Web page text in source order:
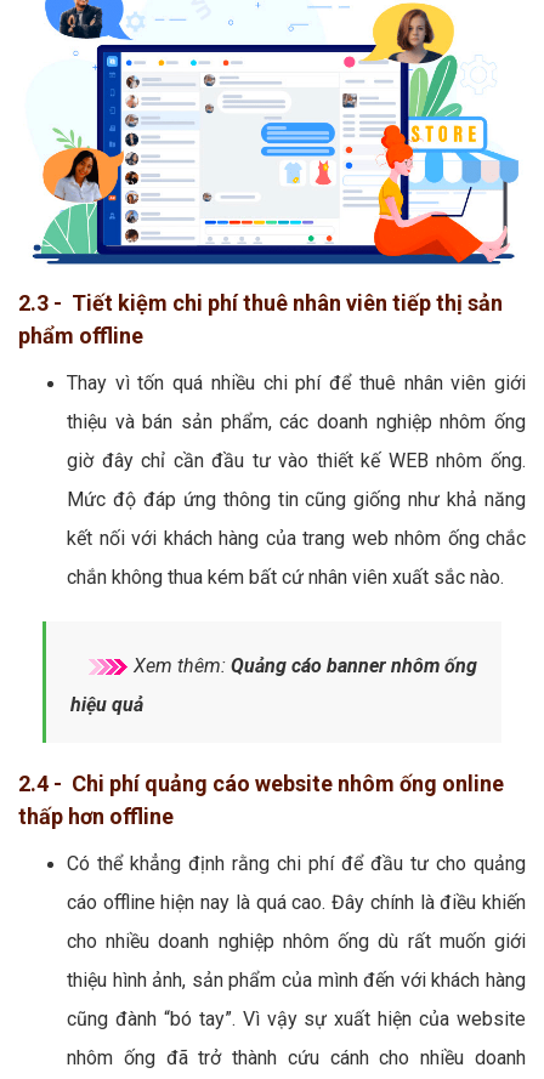
2.3 - Tiết kiệm chi phí thuê nhân viên tiếp thị sản
phẩm offline
Thay vì tốn quá nhiều chi phí để thuê nhân viên giới
thiệu và bán sản phẩm, các doanh nghiệp nhôm ống
giờ đây chỉ cần đầu tư vào thiết kế WEB nhôm ống.
Mức độ đáp ứng thông tin cũng giống như khả năng
kết nối với khách hàng của trang web nhôm ống chắc
chắn không thua kém bất cứ nhân viên xuất sắc nào.
Xem thêm: Quảng cáo banner nhôm ống
hiệu quả
2.4 - Chi phí quảng cáo website nhôm ống online
thấp hơn offline
Có thể khẳng định rằng chi phí để đầu tư cho quảng
cáo offline hiện nay là quá cao. Đây chính là điều khiến
cho nhiều doanh nghiệp nhôm ống dù rất muốn giới
thiệu hình ảnh, sản phẩm của mình đến với khách hàng
cũng đành “bó tay”. Vì vậy sự xuất hiện của website
nhôm ống đã trở thành cứu cánh cho nhiều doanh